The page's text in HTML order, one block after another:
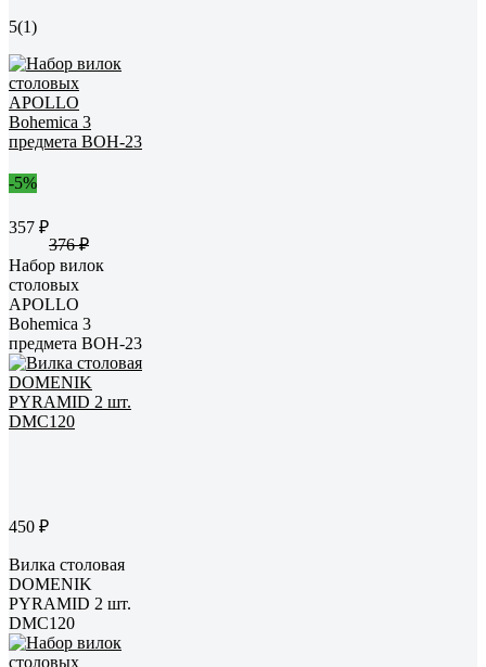
5(1)
-5%
357 ₽
376 ₽
Набор вилок
столовых
APOLLO
Bohemica 3
предмета BOH-23
450 ₽
Вилка столовая
DOMENIK
PYRAMID 2 шт.
DMC120